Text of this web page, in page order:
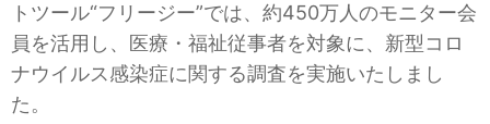
トツール“フリージー”では、約450万人のモニター会
員を活用し、医療・福祉従事者を対象に、新型コロ
ナウイルス感染症に関する調査を実施いたしまし
た。